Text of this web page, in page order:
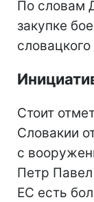
По словам
закупке
Стоит
Словакии
с
Петр
ЕС есть